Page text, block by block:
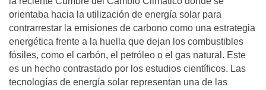
orientaba hacia la utilización de energía solar para
contrarrestar la emisiones de carbono como una estrategia
energética frente a la huella que dejan los combustibles
fósiles, como el carbón, el petróleo o el gas natural. Este
es un hecho contrastado por los estudios científicos. Las
tecnologías de energía solar representan una de las